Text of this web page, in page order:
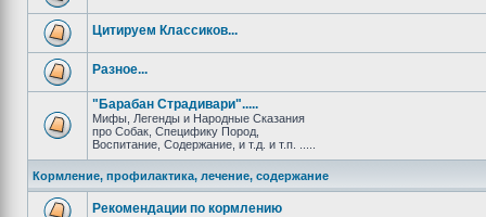
Цитируем Классиков...
Разное...
"Барабан Страдивари".....
Мифы, Легенды и Народные Сказания
про Собак, Специфику Пород,
Воспитание, Содержание, и т.д. и т.п. .....
Кормление, профилактика, лечение, содержание
Рекомендации по кормлению